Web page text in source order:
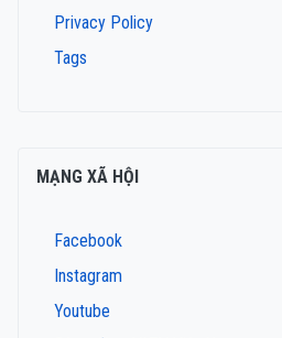
Privacy Policy
Tags
MẠNG XÃ HỘI
Facebook
Instagram
Youtube